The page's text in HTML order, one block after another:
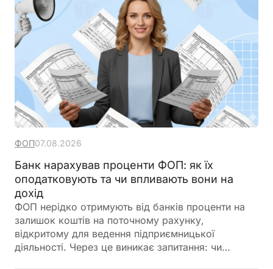
ФОП07.08.2026
Банк нарахував проценти ФОП: як їх
оподатковують та чи впливають вони на
дохід
ФОП нерідко отримують від банків проценти на
залишок коштів на поточному рахунку,
відкритому для ведення підприємницької
діяльності. Через це виникає запитання: чи